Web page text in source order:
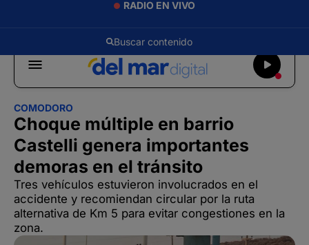
RADIO EN VIVO
COMODORO
Choque múltiple en barrio
Castelli genera importantes
demoras en el tránsito
Tres vehículos estuvieron involucrados en el
accidente y recomiendan circular por la ruta
alternativa de Km 5 para evitar congestiones en la
zona.